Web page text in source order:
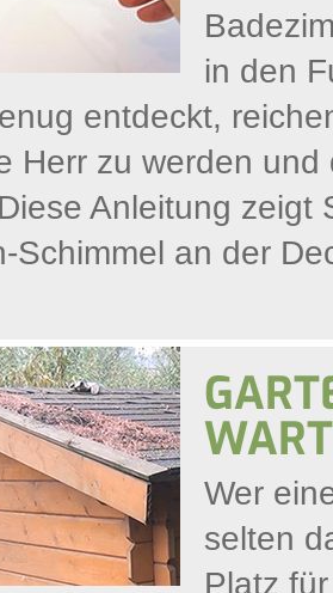
in den
entdeckt,
Herr zu werden
Anleitung zeigt
Schimmel an der
Wer
selten
Platz